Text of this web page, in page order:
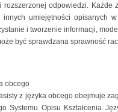
rozszerzonej odpowiedzi. Każde
innych umiejętności opisanych
i tworzenie informacji,
być sprawdzana sprawność
obcego
z języka obcego obejmuje
Systemu Opisu Kształcenia